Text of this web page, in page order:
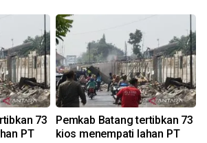
73
PT
Pemkab Batang tertibkan 73
kios menempati lahan PT